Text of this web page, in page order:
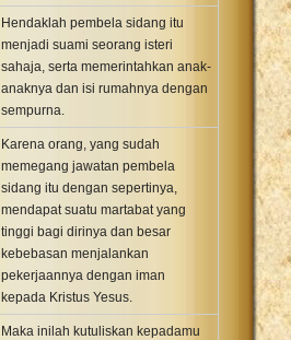
Hendaklah pembela sidang itu
menjadi suami seorang isteri
sahaja, serta memerintahkan anak-
anaknya dan isi rumahnya dengan
sempurna.
Karena orang, yang sudah
memegang jawatan pembela
sidang itu dengan sepertinya,
mendapat suatu martabat yang
tinggi bagi dirinya dan besar
kebebasan menjalankan
pekerjaannya dengan iman
kepada Kristus Yesus.
Maka inilah kutuliskan kepadamu